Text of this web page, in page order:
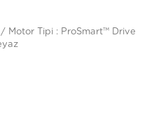
/ Motor Tipi : ProSmart™ Drive